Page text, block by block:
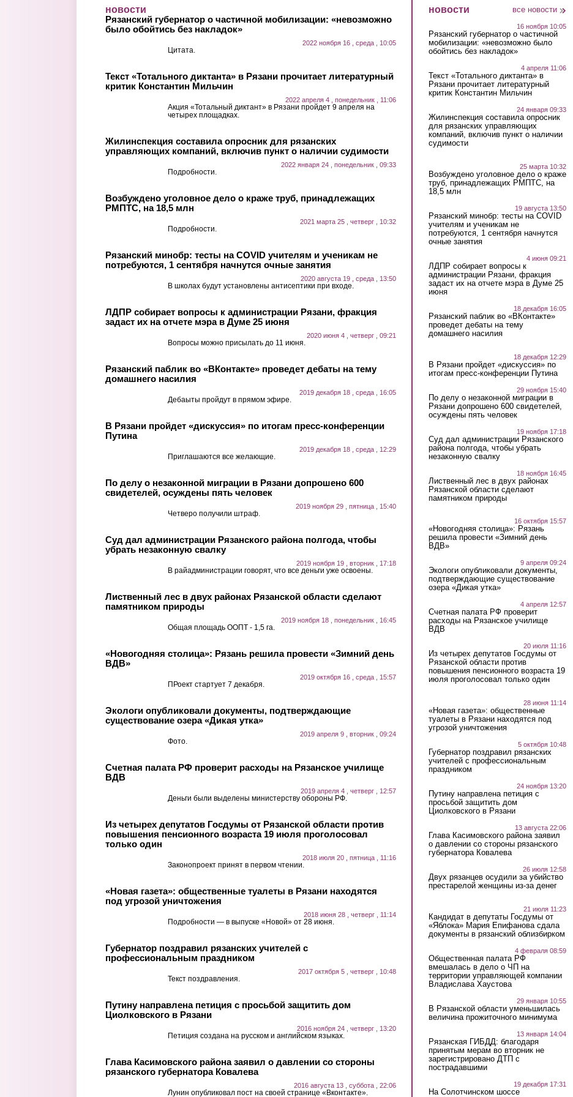
новости
Рязанский губернатор о частичной мобилизации: «невозможно
было обойтись без накладок»
2022 ноября 16 , среда , 10:05
Цитата.
Текст «Тотального диктанта» в Рязани прочитает литературный
критик Константин Мильчин
2022 апреля 4 , понедельник , 11:06
Акция «Тотальный диктант» в Рязани пройдет 9 апреля на
четырех площадках.
Жилинспекция составила опросник для рязанских
управляющих компаний, включив пункт о наличии судимости
2022 января 24 , понедельник , 09:33
Подробности.
Возбуждено уголовное дело о краже труб, принадлежащих
РМПТС, на 18,5 млн
2021 марта 25 , четверг , 10:32
Подробности.
Рязанский минобр: тесты на COVID учителям и ученикам не
потребуются, 1 сентября начнутся очные занятия
2020 августа 19 , среда , 13:50
В школах будут установлены антисептики при входе.
ЛДПР собирает вопросы к администрации Рязани, фракция
задаст их на отчете мэра в Думе 25 июня
2020 июня 4 , четверг , 09:21
Вопросы можно присылать до 11 июня.
Рязанский паблик во «ВКонтакте» проведет дебаты на тему
домашнего насилия
2019 декабря 18 , среда , 16:05
Дебаыты пройдут в прямом эфире.
В Рязани пройдет «дискуссия» по итогам пресс-конференции
Путина
2019 декабря 18 , среда , 12:29
Приглашаются все желающие.
По делу о незаконной миграции в Рязани допрошено 600
свидетелей, осуждены пять человек
2019 ноября 29 , пятница , 15:40
Четверо получили штраф.
Суд дал администрации Рязанского района полгода, чтобы
убрать незаконную свалку
2019 ноября 19 , вторник , 17:18
В райадминистрации говорят, что все деньги уже освоены.
Лиственный лес в двух районах Рязанской области сделают
памятником природы
2019 ноября 18 , понедельник , 16:45
Общая площадь ООПТ - 1,5 га.
«Новогодняя столица»: Рязань решила провести «Зимний день
ВДВ»
2019 октября 16 , среда , 15:57
ПРоект стартует 7 декабря.
Экологи опубликовали документы, подтверждающие
существование озера «Дикая утка»
2019 апреля 9 , вторник , 09:24
Фото.
Счетная палата РФ проверит расходы на Рязанское училище
ВДВ
2019 апреля 4 , четверг , 12:57
Деньги были выделены министерству обороны РФ.
Из четырех депутатов Госдумы от Рязанской области против
повышения пенсионного возраста 19 июля проголосовал
только один
2018 июля 20 , пятница , 11:16
Законопроект принят в первом чтении.
«Новая газета»: общественные туалеты в Рязани находятся
под угрозой уничтожения
2018 июня 28 , четверг , 11:14
Подробности — в выпуске «Новой» от 28 июня.
Губернатор поздравил рязанских учителей с
профессиональным праздником
2017 октября 5 , четверг , 10:48
Текст поздравления.
Путину направлена петиция с просьбой защитить дом
Циолковского в Рязани
2016 ноября 24 , четверг , 13:20
Петиция создана на русском и английском языках.
Глава Касимовского района заявил о давлении со стороны
рязанского губернатора Ковалева
2016 августа 13 , суббота , 22:06
Лунин опубликовал пост на своей странице «Вконтакте».
новости все новости
16 ноября 10:05
Рязанский губернатор о частичной
мобилизации: «невозможно было
обойтись без накладок»
4 апреля 11:06
Текст «Тотального диктанта» в
Рязани прочитает литературный
критик Константин Мильчин
24 января 09:33
Жилинспекция составила опросник
для рязанских управляющих
компаний, включив пункт о наличии
судимости
25 марта 10:32
Возбуждено уголовное дело о краже
труб, принадлежащих РМПТС, на
18,5 млн
19 августа 13:50
Рязанский минобр: тесты на COVID
учителям и ученикам не
потребуются, 1 сентября начнутся
очные занятия
4 июня 09:21
ЛДПР собирает вопросы к
администрации Рязани, фракция
задаст их на отчете мэра в Думе 25
июня
18 декабря 16:05
Рязанский паблик во «ВКонтакте»
проведет дебаты на тему
домашнего насилия
18 декабря 12:29
В Рязани пройдет «дискуссия» по
итогам пресс-конференции Путина
29 ноября 15:40
По делу о незаконной миграции в
Рязани допрошено 600 свидетелей,
осуждены пять человек
19 ноября 17:18
Суд дал администрации Рязанского
района полгода, чтобы убрать
незаконную свалку
18 ноября 16:45
Лиственный лес в двух районах
Рязанской области сделают
памятником природы
16 октября 15:57
«Новогодняя столица»: Рязань
решила провести «Зимний день
ВДВ»
9 апреля 09:24
Экологи опубликовали документы,
подтверждающие существование
озера «Дикая утка»
4 апреля 12:57
Счетная палата РФ проверит
расходы на Рязанское училище
ВДВ
20 июля 11:16
Из четырех депутатов Госдумы от
Рязанской области против
повышения пенсионного возраста 19
июля проголосовал только один
28 июня 11:14
«Новая газета»: общественные
туалеты в Рязани находятся под
угрозой уничтожения
5 октября 10:48
Губернатор поздравил рязанских
учителей с профессиональным
праздником
24 ноября 13:20
Путину направлена петиция с
просьбой защитить дом
Циолковского в Рязани
13 августа 22:06
Глава Касимовского района заявил
о давлении со стороны рязанского
губернатора Ковалева
26 июля 12:58
Двух рязанцев осудили за убийство
престарелой женщины из-за денег
21 июля 11:23
Кандидат в депутаты Госдумы от
«Яблока» Мария Епифанова сдала
документы в рязанский облизбирком
4 февраля 08:59
Общественная палата РФ
вмешалась в дело о ЧП на
территории управляющей компании
Владислава Хаустова
29 января 10:55
В Рязанской области уменьшилась
величина прожиточного минимума
13 января 14:04
Рязанская ГИБДД: благодаря
принятым мерам во вторник не
зарегистрировано ДТП с
пострадавшими
19 декабря 17:31
На Солотчинском шоссе